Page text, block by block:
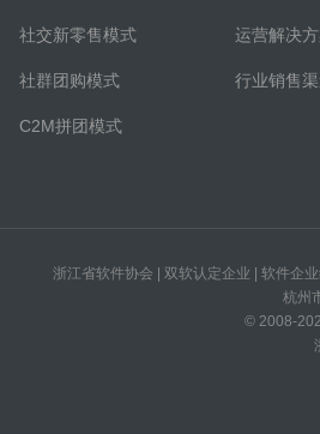
社交新零售模式
社群团购模式
C2M拼团模式
运营解决
行业销售
浙江省软件协会 | 双软认定企业 | 软件企
杭州
© 2008-